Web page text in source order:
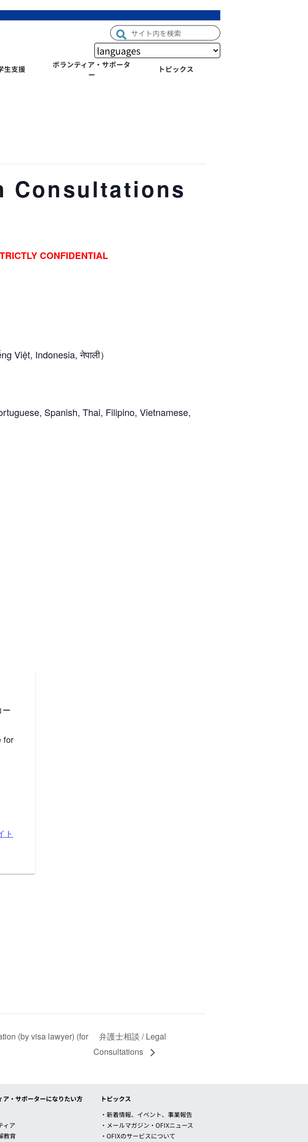
生支援
ボランティア・サポータ
ー
トピックス
Consultations
CONFIDENTIAL
Việt, Indonesia, नेपाली）
Spanish, Thai, Filipino, Vietnamese,
ー
for
ト
(by visa lawyer) (for
弁護士相談 / Legal
Consultations
ア・サポーターになりたい方
ィア
教育
トピックス
・新着情報、イベント、事業報告
・メールマガジン・OFIXニュース
・OFIXのサービスについて